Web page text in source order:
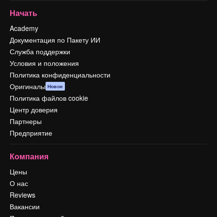
Начать
Academy
Документация по Пакету ИИ
Служба поддержки
Условия и положения
Политика конфиденциальности
Оригиналы Новое
Политика файлов cookie
Центр доверия
Партнеры
Предприятие
Компания
Цены
О нас
Reviews
Вакансии